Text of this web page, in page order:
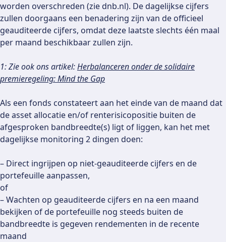
worden overschreden (zie dnb.nl). De dagelijkse cijfers
zullen doorgaans een benadering zijn van de officieel
geauditeerde cijfers, omdat deze laatste slechts één maal
per maand beschikbaar zullen zijn.
1: Zie ook ons artikel:Herbalanceren onder de solidaire
premieregeling: Mind the Gap
Als een fonds constateert aan het einde van de maand dat
de asset allocatie en/of renterisicopositie buiten de
afgesproken bandbreedte(s) ligt of liggen, kan het met
dagelijkse monitoring 2 dingen doen:
– Direct ingrijpen op niet-geauditeerde cijfers en de
portefeuille aanpassen,
of
– Wachten op geauditeerde cijfers en na een maand
bekijken of de portefeuille nog steeds buiten de
bandbreedte is gegeven rendementen in de recente
maand